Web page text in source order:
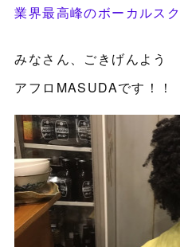
業界最高峰のボーカルス
みなさん、ごきげんよう
アフロMASUDAです！！